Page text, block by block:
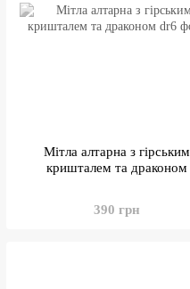
Мітла алтарна з гірським
кришталем та драконом
390 грн